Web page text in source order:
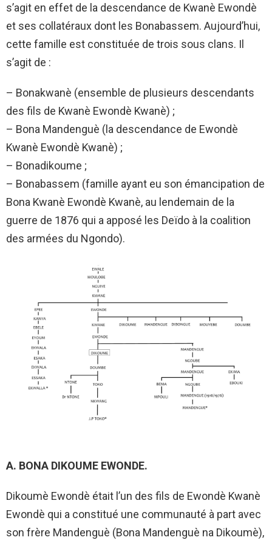
s’agit en effet de la descendance de Kwanè Ewondè
et ses collatéraux dont les Bonabassem. Aujourd’hui,
cette famille est constituée de trois sous clans. Il
s’agit de :
– Bonakwanè (ensemble de plusieurs descendants
des fils de Kwanè Ewondè Kwanè) ;
– Bona Mandenguè (la descendance de Ewondè
Kwanè Ewondè Kwanè) ;
– Bonadikoume ;
– Bonabassem (famille ayant eu son émancipation de
Bona Kwanè Ewondè Kwanè, au lendemain de la
guerre de 1876 qui a apposé les Deïdo à la coalition
des armées du Ngondo).
A. BONA DIKOUME EWONDE.
Dikoumè Ewondè était l’un des fils de Ewondè Kwanè
Ewondè qui a constitué une communauté à part avec
son frère Mandenguè (Bona Mandenguè na Dikoumè),